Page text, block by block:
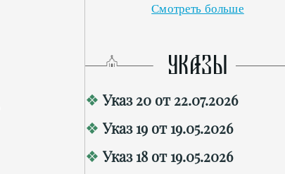
Смотреть больше
УКАЗЫ
Указ 20 от 22.07.2026
Указ 19 от 19.05.2026
Указ 18 от 19.05.2026